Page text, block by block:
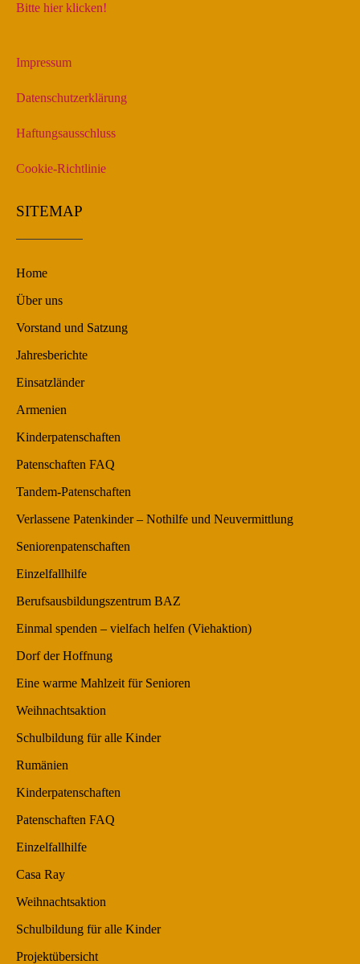
Bitte hier klicken!
Impressum
Datenschutzerklärung
Haftungsausschluss
Cookie-Richtlinie
SITEMAP
Home
Über uns
Vorstand und Satzung
Jahresberichte
Einsatzländer
Armenien
Kinderpatenschaften
Patenschaften FAQ
Tandem-Patenschaften
Verlassene Patenkinder – Nothilfe und Neuvermittlung
Seniorenpatenschaften
Einzelfallhilfe
Berufsausbildungszentrum BAZ
Einmal spenden – vielfach helfen (Viehaktion)
Dorf der Hoffnung
Eine warme Mahlzeit für Senioren
Weihnachtsaktion
Schulbildung für alle Kinder
Rumänien
Kinderpatenschaften
Patenschaften FAQ
Einzelfallhilfe
Casa Ray
Weihnachtsaktion
Schulbildung für alle Kinder
Projektübersicht